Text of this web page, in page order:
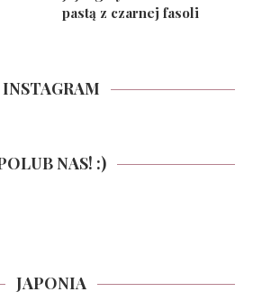
pastą z czarnej fasoli
INSTAGRAM
NAS! :)
JAPONIA